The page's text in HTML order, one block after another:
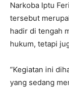
Narkoba Iptu
tersebut
hadir di tengah
hukum, tetapi
“Kegiatan ini
yang sedang